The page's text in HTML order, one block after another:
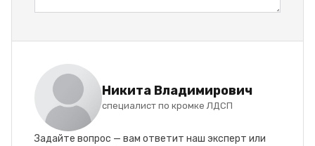
Никита Владимирович
специалист по кромке ЛДСП
Задайте вопрос — вам ответит наш эксперт или